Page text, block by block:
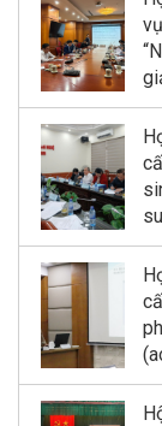
lý